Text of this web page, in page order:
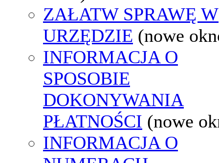
ZAŁATW SPRAWĘ W
URZĘDZIE (nowe
INFORMACJA O
SPOSOBIE
DOKONYWANIA
PŁATNOŚCI (nowe
INFORMACJA O